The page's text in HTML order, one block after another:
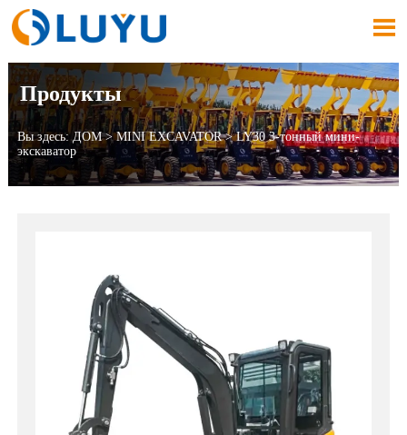

Продукты
Вы здесь:ДОМ>MINI EXCAVATOR>LY30 3-тонный мини-
экскаватор